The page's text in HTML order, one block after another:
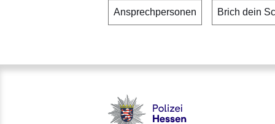
Ansprechpersonen Brich dein